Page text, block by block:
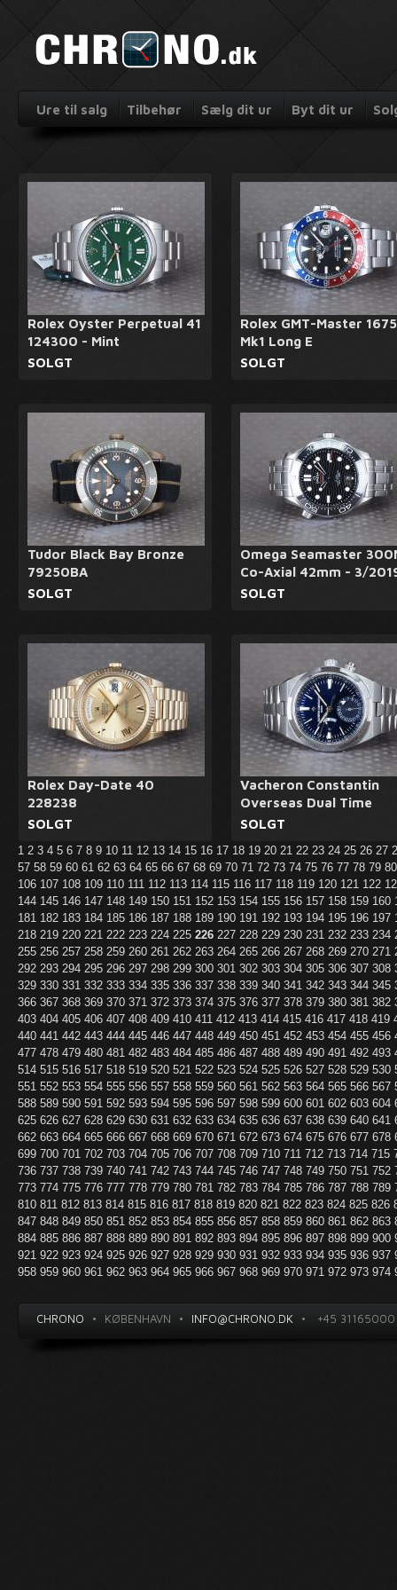
Ure til salg Tilbehør Sælg dit ur Byt dit ur
Rolex Oyster Perpetual 41
124300 - Mint
SOLGT
Rolex GMT-Master 1675
Mk1 Long E
SOLGT
Tudor Black Bay Bronze
79250BA
SOLGT
Omega Seamaster
Co-Axial 42mm - 3/
SOLGT
Rolex Day-Date 40
228238
SOLGT
Vacheron Constantin
Overseas Dual Time
SOLGT
1 2 3 4 5 6 7 8 9 10 11 12 13 14 15 16 17 18 19 20 21 22 23 24 25 26 27
57 58 59 60 61 62 63 64 65 66 67 68 69 70 71 72 73 74 75 76 77 78 79
106 107 108 109 110 111 112 113 114 115 116 117 118 119 120 121 122
144 145 146 147 148 149 150 151 152 153 154 155 156 157 158 159 160
181 182 183 184 185 186 187 188 189 190 191 192 193 194 195 196 197
218 219 220 221 222 223 224 225 226 227 228 229 230 231 232 233 234
255 256 257 258 259 260 261 262 263 264 265 266 267 268 269 270 271
292 293 294 295 296 297 298 299 300 301 302 303 304 305 306 307 308
329 330 331 332 333 334 335 336 337 338 339 340 341 342 343 344 345
366 367 368 369 370 371 372 373 374 375 376 377 378 379 380 381 382
403 404 405 406 407 408 409 410 411 412 413 414 415 416 417 418 419
440 441 442 443 444 445 446 447 448 449 450 451 452 453 454 455 456
477 478 479 480 481 482 483 484 485 486 487 488 489 490 491 492 493
514 515 516 517 518 519 520 521 522 523 524 525 526 527 528 529 530
551 552 553 554 555 556 557 558 559 560 561 562 563 564 565 566 567
588 589 590 591 592 593 594 595 596 597 598 599 600 601 602 603 604
625 626 627 628 629 630 631 632 633 634 635 636 637 638 639 640 641
662 663 664 665 666 667 668 669 670 671 672 673 674 675 676 677 678
699 700 701 702 703 704 705 706 707 708 709 710 711 712 713 714 715
736 737 738 739 740 741 742 743 744 745 746 747 748 749 750 751 752
773 774 775 776 777 778 779 780 781 782 783 784 785 786 787 788 789
810 811 812 813 814 815 816 817 818 819 820 821 822 823 824 825 826
847 848 849 850 851 852 853 854 855 856 857 858 859 860 861 862 863
884 885 886 887 888 889 890 891 892 893 894 895 896 897 898 899 900
921 922 923 924 925 926 927 928 929 930 931 932 933 934 935 936 937
958 959 960 961 962 963 964 965 966 967 968 969 970 971 972 973 974
CHRONO • KØBENHAVN • INFO@CHRONO.DK • +45 31165000